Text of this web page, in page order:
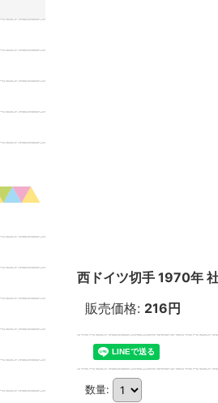
西ドイツ切手 1970年
販売価格: 216円
数量: